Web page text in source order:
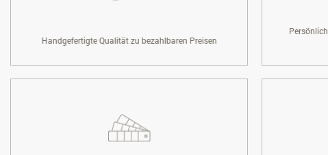
Handgefertigte Qualität zu bezahlbaren Preisen